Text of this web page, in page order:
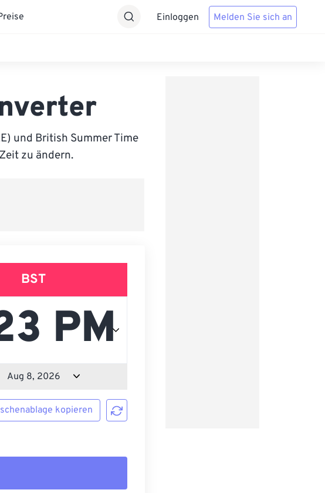
Einloggen Melden Sie sich an
und British Summer Time
zu ändern.
BST
kopieren